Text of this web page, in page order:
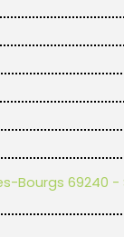
Bourgs 69240 -